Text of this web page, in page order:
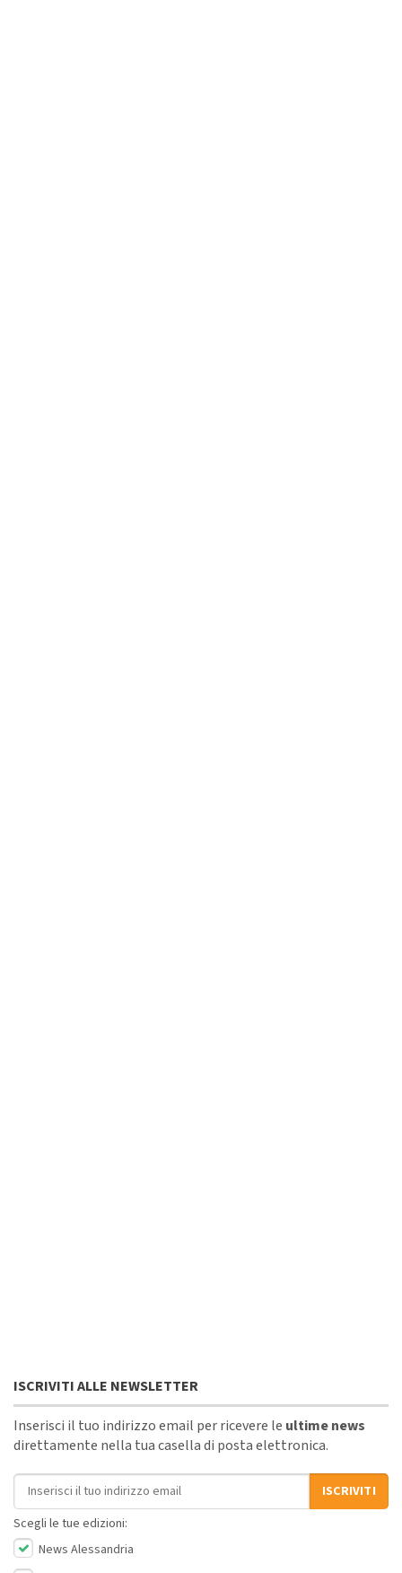
ISCRIVITI ALLE NEWSLETTER
Inserisci il tuo indirizzo email per ricevere le ultime news
direttamente nella tua casella di posta elettronica.
Indirizzo email
ISCRIVITI
Scegli le tue edizioni:
News Alessandria